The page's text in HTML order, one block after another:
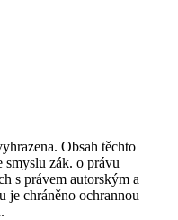
Obsah těchto
smyslu zák. o právu
s právem autorským a
je chráněno ochrannou